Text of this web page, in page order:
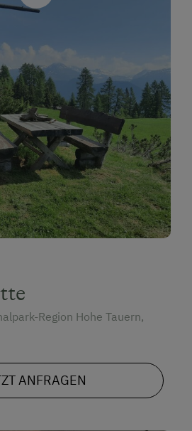
Region Hohe Tauern,
ANFRAGEN